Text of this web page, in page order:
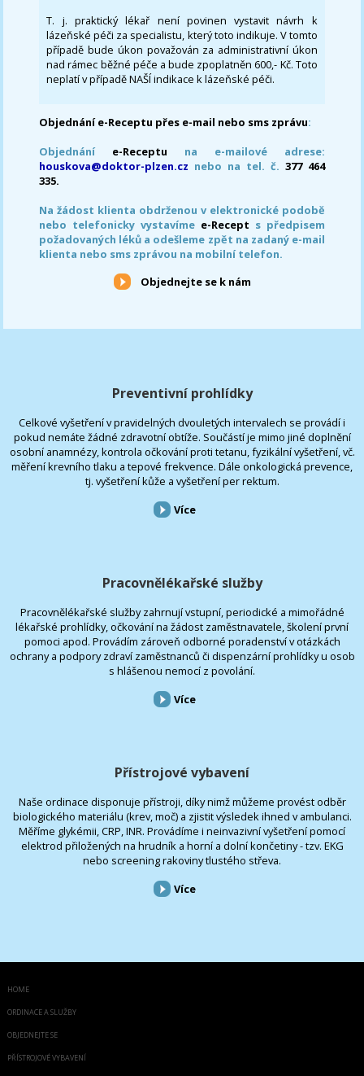
T. j. praktický lékař není povinen vystavit návrh k
lázeňské péči za specialistu, který toto indikuje. V tomto
případě bude úkon považován za administrativní úkon
nad rámec běžné péče a bude zpoplatněn 600,- Kč. Toto
neplatí v případě NAŠÍ indikace k lázeňské péči.
Objednání e-Receptu přes e-mail nebo sms zprávu:
Objednání e-Receptu na e-mailové adrese:
houskova@doktor-plzen.cz nebo na tel. č. 377 464
335.
Na žádost klienta obdrženou v elektronické podobě
nebo telefonicky vystavíme e-Recept s předpisem
požadovaných léků a odešleme zpět na zadaný e-mail
klienta nebo sms zprávou na mobilní telefon.
Objednejte se k nám
Preventivní prohlídky
Celkové vyšetření v pravidelných dvouletých intervalech se provádí i
pokud nemáte žádné zdravotní obtíže. Součástí je mimo jiné doplnění
osobní anamnézy, kontrola očkování proti tetanu, fyzikální vyšetření, vč.
měření krevního tlaku a tepové frekvence. Dále onkologická prevence,
tj. vyšetření kůže a vyšetření per rektum.
Více
Pracovnělékařské služby
Pracovnělékařské služby zahrnují vstupní, periodické a mimořádné
lékařské prohlídky, očkování na žádost zaměstnavatele, školení první
pomoci apod. Provádím zároveň odborné poradenství v otázkách
ochrany a podpory zdraví zaměstnanců či dispenzární prohlídky u osob
s hlášenou nemocí z povolání.
Více
Přístrojové vybavení
Naše ordinace disponuje přístroji, díky nimž můžeme provést odběr
biologického materiálu (krev, moč) a zjistit výsledek ihned v ambulanci.
Měříme glykémii, CRP, INR. Provádíme i neinvazivní vyšetření pomocí
elektrod přiložených na hrudník a horní a dolní končetiny - tzv. EKG
nebo screening rakoviny tlustého střeva.
Více
HOME
ORDINACE A SLUŽBY
OBJEDNEJTE SE
PŘÍSTROJOVÉ VYBAVENÍ